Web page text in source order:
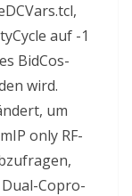
auf -1
BidCos-
wird.
um
only RF-
Copro-